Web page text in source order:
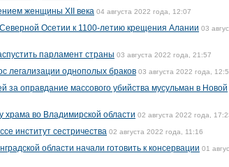
женщины XII века 04 августа 2022 года, 12:07
Осетии к 1100-летию крещения Алании 03
парламент страны 03 августа 2022 года, 21:57
легализации однополых браков 03 августа 2022 года,
оправдание массового убийства мусульман в Новой
храма во Владимирской области 02 августа 2022 года,
институт сестричества 02 августа 2022 года, 11:16
области начали готовить к консервации 01